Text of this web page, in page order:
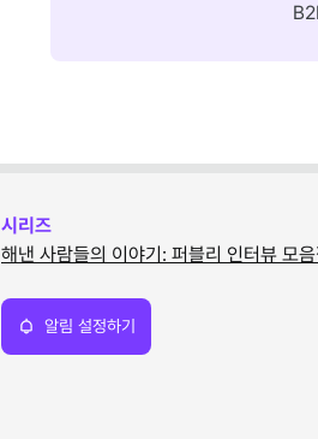
시리즈
해낸 사람들의 이야기: 퍼블리 인터뷰 모음
알림 설정하기